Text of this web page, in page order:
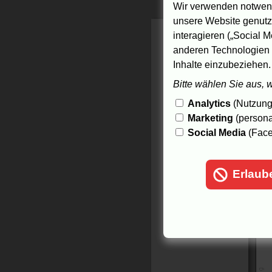
Wir verwenden
unsere Website
interagieren („Social
anderen
Inhalte
Bitte wählen Sie aus,
Analytics
Marketing
Social Media